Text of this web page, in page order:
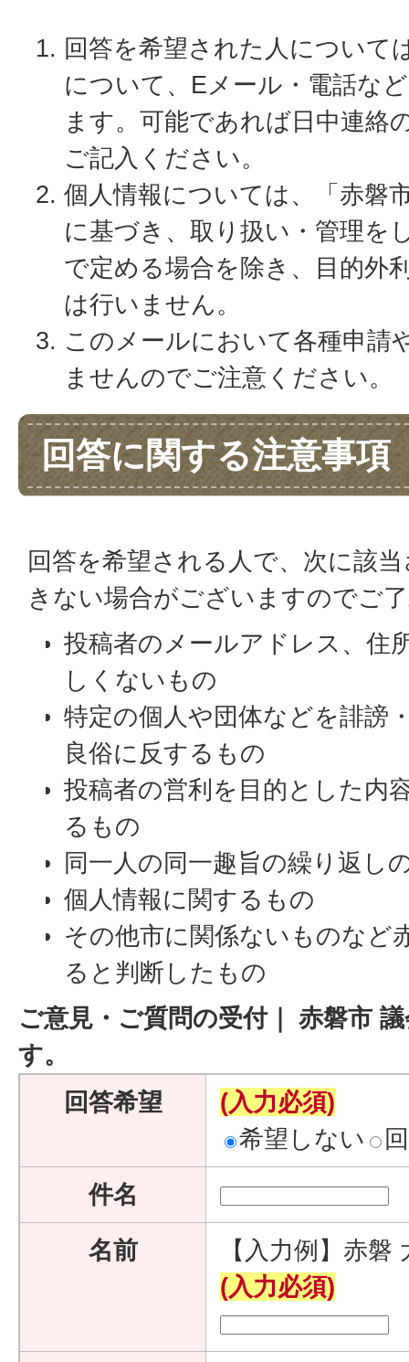
回答を希望された人について
について、Eメール・電話な
ます。可能であれば日中連絡
ご記入ください。
個人情報については、「赤磐
に基づき、取り扱い・管理を
で定める場合を除き、目的外
は行いません。
このメールにおいて各種申請
ませんのでご注意ください。
回答に関する注意事項
回答を希望される人で、次に該
きない場合がございますのでご
投稿者のメールアドレス、住
しくないもの
特定の個人や団体などを誹謗
良俗に反するもの
投稿者の営利を目的とした内
るもの
同一人の同一趣旨の繰り返し
個人情報に関するもの
その他市に関係ないものなど
ると判断したもの
ご意見・ご質問の受付｜ 赤磐市
す。
回答希望
(入力必須)
希望しない
件名
名前
【入力例】赤磐
(入力必須)